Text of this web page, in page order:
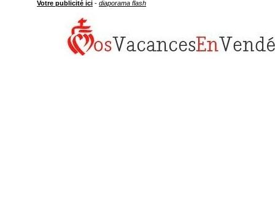
Votre publicité ici -diaporama flash